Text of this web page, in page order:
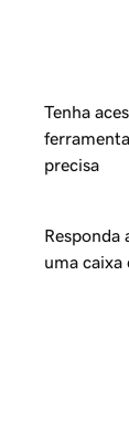
Tenha
precisa
Responda
uma caixa